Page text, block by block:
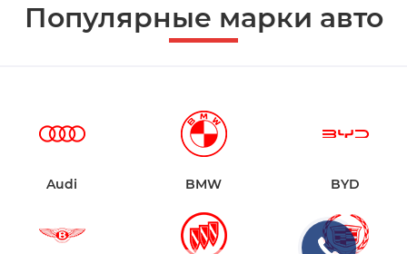
Популярные марки авто
Audi BMW BYD